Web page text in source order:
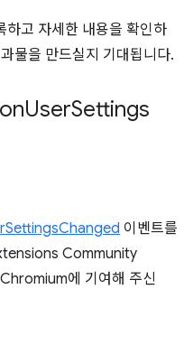
하고 자세한 내용을 확인하
물을 만드실지 기대됩니다.
onUserSettings
이벤트를
Community
에 기여해 주신